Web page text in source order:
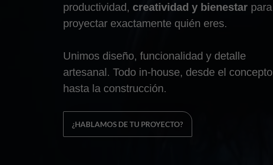
productividad, creatividad y bienestarpara
proyectar exactamente quién eres.
Unimos diseño, funcionalidad y detalle
artesanal. Todo in-house, desde el concepto
hasta la construcción.
¿HABLAMOS DE TU PROYECTO?